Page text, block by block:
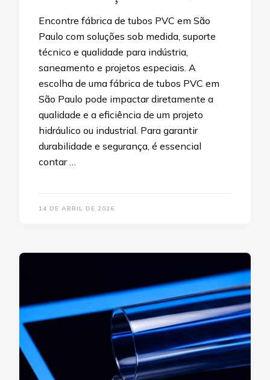
Encontre fábrica de tubos PVC em São
Paulo com soluções sob medida, suporte
técnico e qualidade para indústria,
saneamento e projetos especiais. A
escolha de uma fábrica de tubos PVC em
São Paulo pode impactar diretamente a
qualidade e a eficiência de um projeto
hidráulico ou industrial. Para garantir
durabilidade e segurança, é essencial
contar …
14 DE ABRIL DE 2026